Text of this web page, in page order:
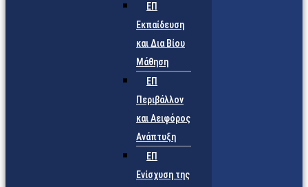
ΕΠ
Εκπαίδευση
και Δια Βίου
Μάθηση
ΕΠ
Περιβάλλον
και Αειφόρος
Ανάπτυξη
ΕΠ
Ενίσχυση της